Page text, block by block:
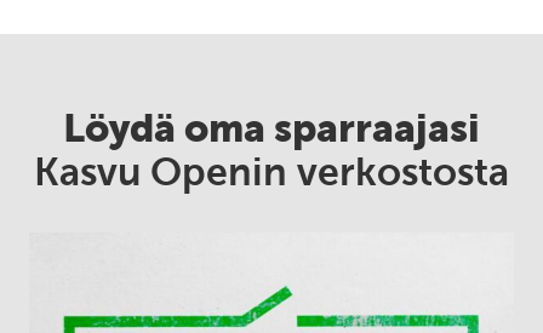
Löydä oma sparraajasi
Kasvu Openin verkostosta